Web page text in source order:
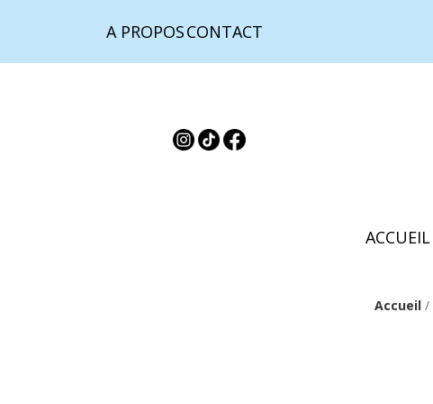
A PROPOSCONTACT
ACCUEIL
Accueil /